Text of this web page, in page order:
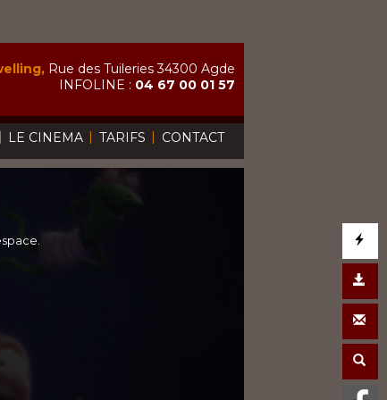
| LE CINEMA | TARIFS | CONTACT
Rue des Tuileries 34300 Agde
INFOLINE : 04 67 00 01 57